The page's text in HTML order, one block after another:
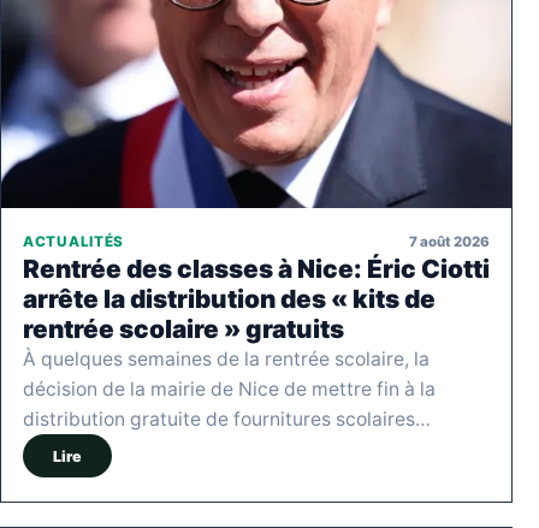
ACTUALITÉS 7 août 2026
Rentrée des classes à Nice: Éric Ciotti
arrête la distribution des « kits de
rentrée scolaire » gratuits
À quelques semaines de la rentrée scolaire, la
décision de la mairie de Nice de mettre fin à la
distribution gratuite de fournitures scolaires…
Lire